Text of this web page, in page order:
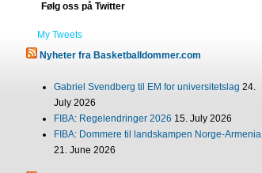
Følg oss på Twitter
My Tweets
Nyheter fra Basketballdommer.com
Gabriel Svendberg til EM for universitetslag 24.
July 2026
FIBA: Regelendringer 2026 15. July 2026
FIBA: Dommere til landskampen Norge-Armenia
21. June 2026